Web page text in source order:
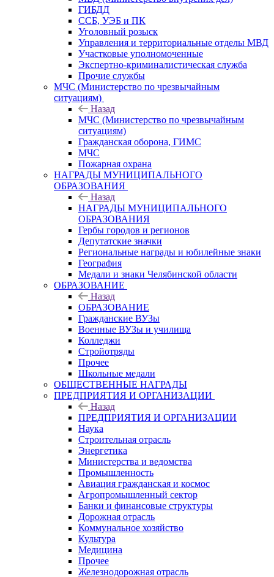
ГИБДД
ССБ, УЭБ и ПК
Уголовный розыск
Управления и территориальные отделы МВД
Участковые уполномоченные
Экспертно-криминалистическая служба
Прочие службы
МЧС (Министерство по чрезвычайным
ситуациям)
Назад
МЧС (Министерство по чрезвычайным
ситуациям)
Гражданская оборона, ГИМС
МЧС
Пожарная охрана
НАГРАДЫ МУНИЦИПАЛЬНОГО
ОБРАЗОВАНИЯ
Назад
НАГРАДЫ МУНИЦИПАЛЬНОГО
ОБРАЗОВАНИЯ
Гербы городов и регионов
Депутатские значки
Региональные награды и юбилейные знаки
География
Медали и знаки Челябинской области
ОБРАЗОВАНИЕ
Назад
ОБРАЗОВАНИЕ
Гражданские ВУЗы
Военные ВУЗы и училища
Колледжи
Стройотряды
Прочее
Школьные медали
ОБЩЕСТВЕННЫЕ НАГРАДЫ
ПРЕДПРИЯТИЯ И ОРГАНИЗАЦИИ
Назад
ПРЕДПРИЯТИЯ И ОРГАНИЗАЦИИ
Наука
Строительная отрасль
Энергетика
Министерства и ведомства
Промышленность
Авиация гражданская и космос
Агропромышленный сектор
Банки и финансовые структуры
Дорожная отрасль
Коммунальное хозяйство
Культура
Медицина
Прочее
Железнодорожная отрасль